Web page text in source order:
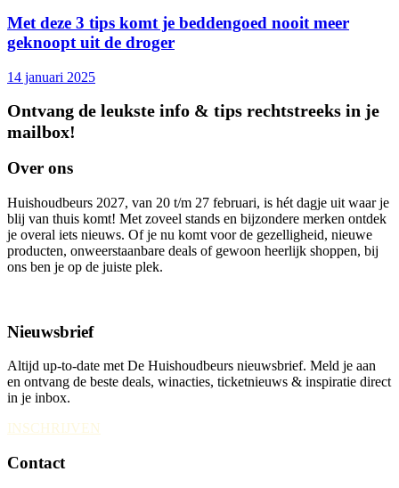
Met deze 3 tips komt je beddengoed nooit meer
geknoopt uit de droger
14 januari 2025
Ontvang de leukste info & tips rechtstreeks in je
mailbox!
Over ons
Huishoudbeurs 2027, van 20 t/m 27 februari, is hét dagje uit waar je
blij van thuis komt! Met zoveel stands en bijzondere merken ontdek
je overal iets nieuws. Of je nu komt voor de gezelligheid, nieuwe
producten, onweerstaanbare deals of gewoon heerlijk shoppen, bij
ons ben je op de juiste plek.
Nieuwsbrief
Altijd up-to-date met De Huishoudbeurs nieuwsbrief. Meld je aan
en ontvang de beste deals, winacties, ticketnieuws & inspiratie direct
in je inbox.
INSCHRIJVEN
Contact